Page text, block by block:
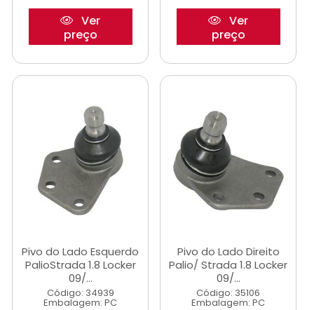
Ver
preço
Ver
preço
Pivo do Lado Esquerdo
PalioStrada 1.8 Locker
09/...
Código: 34939
Embalagem: PC
Pivo do Lado Direito
Palio/ Strada 1.8 Locker
09/...
Código: 35106
Embalagem: PC